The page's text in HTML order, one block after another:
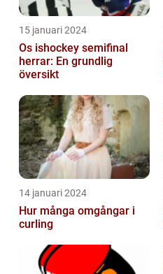
15 januari 2024
Os ishockey semifinal
herrar: En grundlig
översikt
14 januari 2024
Hur många omgångar i
curling